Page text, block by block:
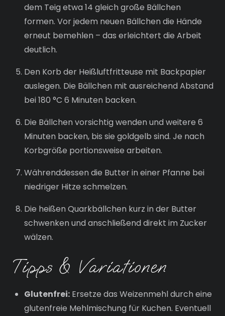
dem Teig etwa 14 gleich große Bällchen
formen. Vor jedem neuen Bällchen die Hände
erneut bemehlen – das erleichtert die Arbeit
deutlich.
Den Korb der Heißluftfritteuse mit Backpapier
auslegen. Die Bällchen mit ausreichend Abstand
bei 180 °C 6 Minuten backen.
Die Bällchen vorsichtig wenden und weitere 6
Minuten backen, bis sie goldgelb sind. Je nach
Korbgröße portionsweise arbeiten.
Währenddessen die Butter in einer Pfanne bei
niedriger Hitze schmelzen.
Die heißen Quarkbällchen kurz in der Butter
schwenken und anschließend direkt im Zucker
wälzen.
Tipps & Variationen
Glutenfrei: Ersetze das Weizenmehl durch eine
glutenfreie Mehlmischung für Kuchen. Eventuell